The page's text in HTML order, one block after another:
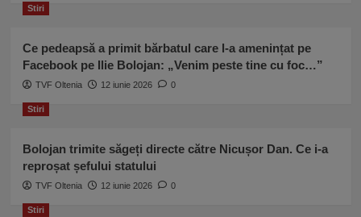
Stiri
Ce pedeapsă a primit bărbatul care l-a amenințat pe
Facebook pe Ilie Bolojan: „Venim peste tine cu foc…”
TVF Oltenia 12 iunie 2026 0
Stiri
Bolojan trimite săgeți directe către Nicușor Dan. Ce i-a
reproșat șefului statului
TVF Oltenia 12 iunie 2026 0
Stiri